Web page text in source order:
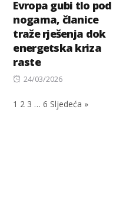
Evropa gubi tlo pod
nogama, članice
traže rješenja dok
energetska kriza
raste
Posted
24/03/2026
1 2 3 … 6 Sljedeća »